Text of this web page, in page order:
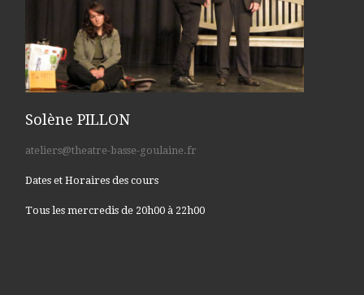
Solène PILLON
ateliers@theatre-basse-goulaine.fr
Dates et Horaires des cours
Tous les mercredis de 20h00 à 22h00